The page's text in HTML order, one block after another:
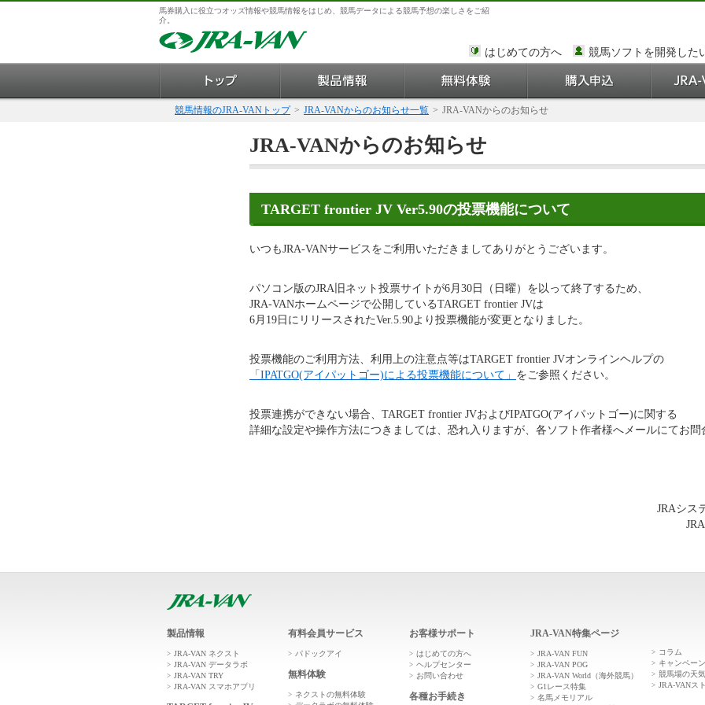
馬券購入に役立つオッズ情報や競馬情報をはじめ、競馬データによる競馬予想の楽しさをご紹
介。
はじめての方へ 競馬ソフトを開発した
競馬情報のJRA-VANトップ > JRA-VANからのお知らせ一覧 > JRA-VANからのお知らせ
JRA-VANからのお知らせ
TARGET frontier JV Ver5.90の投票機能について
いつもJRA-VANサービスをご利用いただきましてありがとうございます。
パソコン版のJRA旧ネット投票サイトが6月30日（日曜）を以って終了するため、
JRA-VANホームページで公開しているTARGET frontier JVは
6月19日にリリースされたVer.5.90より投票機能が変更となりました。
投票機能のご利用方法、利用上の注意点等はTARGET frontier JVオンラインヘルプの
「IPATGO(アイパットゴー)による投票機能について」 をご参照ください。
投票連携ができない場合、TARGET frontier JVおよびIPATGO(アイパットゴー)に関する
詳細な設定や操作方法につきましては、恐れ入りますが、各ソフト作者様へメールにてお問
JRAシス
製品情報
JRA-VAN ネクスト
JRA-VAN データラボ
JRA-VAN TRY
JRA-VAN スマホアプリ
有料会員サービス
パドックアイ
無料体験
ネクストの無料体験
お客様サポート
はじめての方へ
ヘルプセンター
お問い合わせ
各種お手続き
JRA-VAN特集ページ
JRA-VAN FUN
JRA-VAN POG
JRA-VAN World（海外競馬）
G1レース特集
名馬メモリアル
コラム
キャンペーン
競馬場の天
JRA-VANス